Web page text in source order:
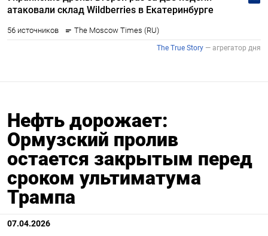
Нефть дорожает:
Ормузский пролив
остается закрытым перед
сроком ультиматума
Трампа
07.04.2026